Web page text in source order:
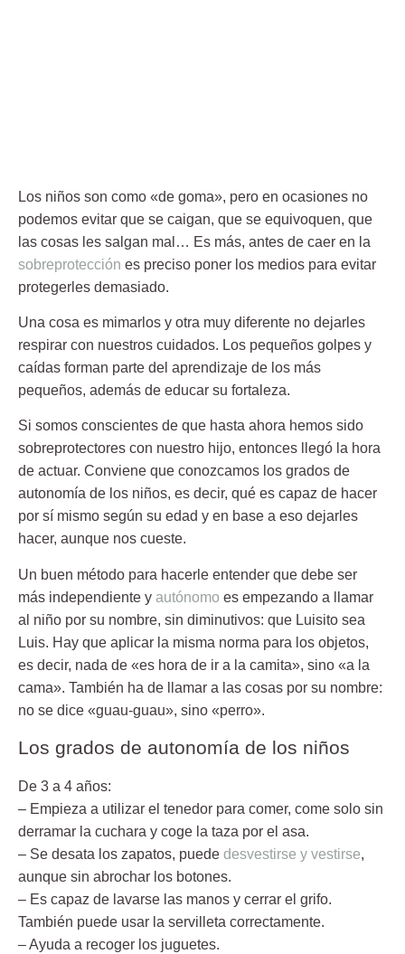
Los niños son como «de goma», pero en ocasiones no
podemos evitar que se caigan, que se equivoquen, que
las cosas les salgan mal… Es más, antes de caer en la
sobreprotección es preciso poner los medios para evitar
protegerles demasiado.
Una cosa es mimarlos y otra muy diferente no dejarles
respirar con nuestros cuidados. Los pequeños golpes y
caídas forman parte del aprendizaje de los más
pequeños, además de educar su fortaleza.
Si somos conscientes de que hasta ahora hemos sido
sobreprotectores con nuestro hijo, entonces llegó la hora
de actuar. Conviene que conozcamos los grados de
autonomía de los niños, es decir, qué es capaz de hacer
por sí mismo según su edad y en base a eso dejarles
hacer, aunque nos cueste.
Un buen método para hacerle entender que debe ser
más independiente y autónomo es empezando a llamar
al niño por su nombre, sin diminutivos: que Luisito sea
Luis. Hay que aplicar la misma norma para los objetos,
es decir, nada de «es hora de ir a la camita», sino «a la
cama». También ha de llamar a las cosas por su nombre:
no se dice «guau-guau», sino «perro».
Los grados de autonomía de los niños
De 3 a 4 años:
– Empieza a utilizar el tenedor para comer, come solo sin
derramar la cuchara y coge la taza por el asa.
– Se desata los zapatos, puede desvestirse y vestirse,
aunque sin abrochar los botones.
– Es capaz de lavarse las manos y cerrar el grifo.
También puede usar la servilleta correctamente.
– Ayuda a recoger los juguetes.